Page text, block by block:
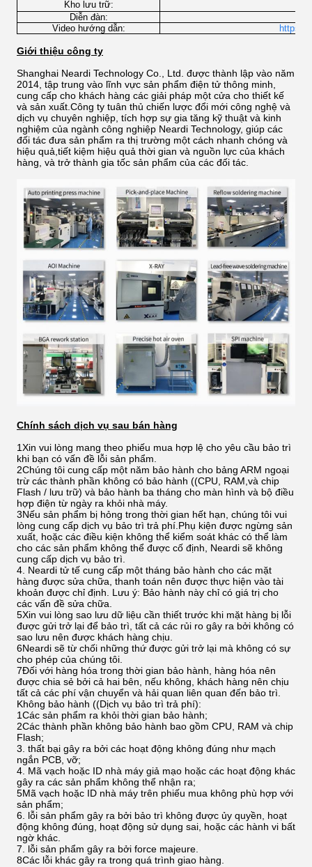
Kho lưu trữ:
Diễn đàn:
Video hướng dẫn:
https://
Giới thiệu công ty
Shanghai Neardi Technology Co., Ltd. được thành lập vào năm
2014, tập trung vào lĩnh vực sản phẩm điện tử thông minh,
cung cấp cho khách hàng các giải pháp một cửa cho thiết kế
và sản xuất.Công ty tuân thủ chiến lược đổi mới công nghệ và
dịch vụ chuyên nghiệp, tích hợp sự gia tăng kỹ thuật và kinh
nghiệm của ngành công nghiệp Neardi Technology, giúp các
đối tác đưa sản phẩm ra thị trường một cách nhanh chóng và
hiệu quả,tiết kiệm hiệu quả thời gian và nguồn lực của khách
hàng, và trở thành gia tốc sản phẩm của các đối tác.
Chính sách dịch vụ sau bán hàng
1Xin vui lòng mang theo phiếu mua hợp lệ cho yêu cầu bảo trì
khi bạn có vấn đề lỗi sản phẩm.
2Chúng tôi cung cấp một năm bảo hành cho bảng ARM ngoại
trừ các thành phần không có bảo hành ((CPU, RAM,và chip
Flash / lưu trữ) và bảo hành ba tháng cho màn hình và bộ điều
hợp điện từ ngày ra khỏi nhà máy.
3Nếu sản phẩm bị hỏng trong thời gian hết hạn, chúng tôi vui
lòng cung cấp dịch vụ bảo trì trả phí.Phụ kiện được ngừng sản
xuất, hoặc các điều kiện không thể kiểm soát khác có thể làm
cho các sản phẩm không thể được cố định, Neardi sẽ không
cung cấp dịch vụ bảo trì.
4. Neardi tử tế cung cấp một tháng bảo hành cho các mặt
hàng được sửa chữa, thanh toán nên được thực hiện vào tài
khoản được chỉ định. Lưu ý: Bảo hành này chỉ có giá trị cho
các vấn đề sửa chữa.
5Xin vui lòng sao lưu dữ liệu cần thiết trước khi mặt hàng bị lỗi
được gửi trở lại để bảo trì, tất cả các rủi ro gây ra bởi không có
sao lưu nên được khách hàng chịu.
6Neardi sẽ từ chối những thứ được gửi trở lại mà không có sự
cho phép của chúng tôi.
7Đối với hàng hóa trong thời gian bảo hành, hàng hóa nên
được chia sẻ bởi cả hai bên, nếu không, khách hàng nên chịu
tất cả các phí vận chuyển và hải quan liên quan đến bảo trì.
Không bảo hành ((Dịch vụ bảo trì trả phí):
1Các sản phẩm ra khỏi thời gian bảo hành;
2Các thành phần không bảo hành bao gồm CPU, RAM và chip
Flash;
3. thất bại gây ra bởi các hoạt động không đúng như mạch
ngắn PCB, vỡ;
4. Mã vạch hoặc ID nhà máy giả mạo hoặc các hoạt động khác
gây ra các sản phẩm không thể nhận ra;
5Mã vạch hoặc ID nhà máy trên phiếu mua không phù hợp với
sản phẩm;
6. lỗi sản phẩm gây ra bởi bảo trì không được ủy quyền, hoạt
động không đúng, hoạt động sử dụng sai, hoặc các hành vi bất
ngờ khác.
7. lỗi sản phẩm gây ra bởi force majeure.
8Các lỗi khác gây ra trong quá trình giao hàng.